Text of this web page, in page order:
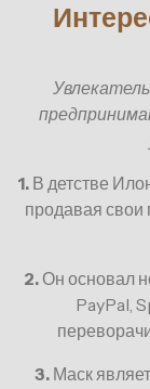
1. В детстве
продавая свои
2. Он основал
PayPal,
3.Маск